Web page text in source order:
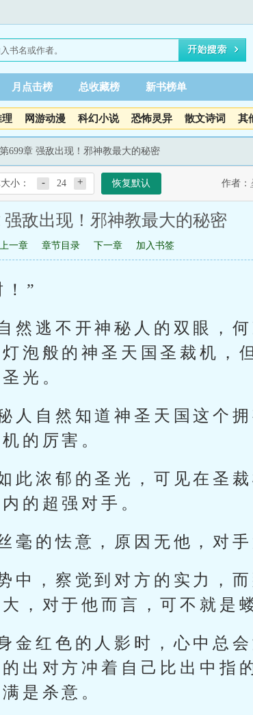
月点击榜 总收藏榜 新书榜单
理 网游动漫 科幻小说 恐怖灵异 散文诗词 其
699章 强敌出现！邪神教最大的秘密
小： - 24 + 恢复默认 作者：
强敌出现！邪神教最大的秘密
上一章 章节目录 下一章 加入书签
”
然逃不开神秘人的双眼，
泡般的神圣天国圣裁机，
光。
人自然知道神圣天国这个
的厉害。
此浓郁的圣光，可见在圣
的超强对手。
毫的怯意，原因无他，对手
中，察觉到对方的实力，
，对于他而言，可不就是
金红色的人影时，心中总
出对方冲着自己比出中指
是杀意。